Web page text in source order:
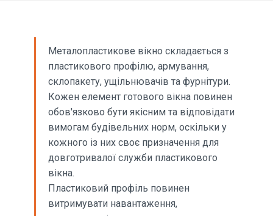
Металопластикове вікно складається з
пластикового профілю, армування,
склопакету, ущільнювачів та фурнітури.
Кожен елемент готового вікна повинен
обов'язково бути якісним та відповідати
вимогам будівельних норм, оскільки у
кожного із них своє призначення для
довготривалої служби пластикового
вікна.
Пластиковий профіль повинен
витримувати навантаження,